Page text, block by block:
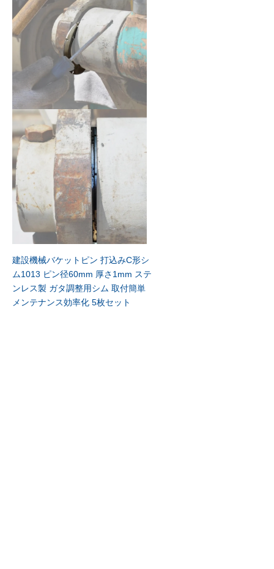
建設機械バケットピン 打込みC形シ
ム1013 ピン径60mm 厚さ1mm ステ
ンレス製 ガタ調整用シム 取付簡単
メンテナンス効率化 5枚セット